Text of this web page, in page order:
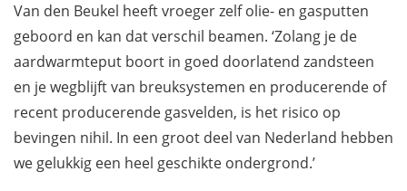
Van den Beukel heeft vroeger zelf olie- en gasputten
geboord en kan dat verschil beamen. ‘Zolang je de
aardwarmteput boort in goed doorlatend zandsteen
en je wegblijft van breuksystemen en producerende of
recent producerende gasvelden, is het risico op
bevingen nihil. In een groot deel van Nederland hebben
we gelukkig een heel geschikte ondergrond.’